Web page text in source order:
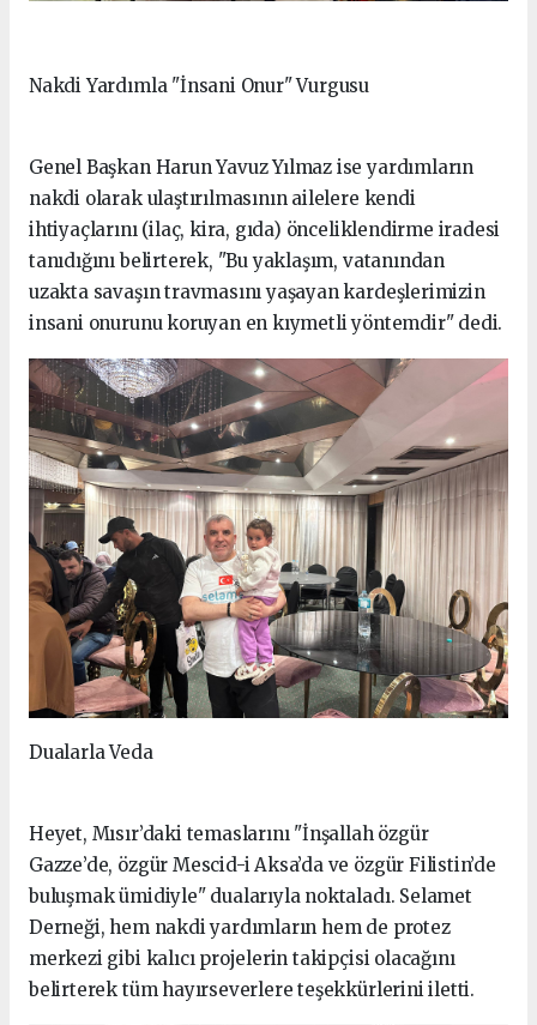
Nakdi Yardımla "İnsani Onur" Vurgusu
Genel Başkan Harun Yavuz Yılmaz ise yardımların
nakdi olarak ulaştırılmasının ailelere kendi
ihtiyaçlarını (ilaç, kira, gıda) önceliklendirme iradesi
tanıdığını belirterek, "Bu yaklaşım, vatanından
uzakta savaşın travmasını yaşayan kardeşlerimizin
insani onurunu koruyan en kıymetli yöntemdir" dedi.
Dualarla Veda
Heyet, Mısır’daki temaslarını "İnşallah özgür
Gazze’de, özgür Mescid-i Aksa’da ve özgür Filistin’de
buluşmak ümidiyle" dualarıyla noktaladı. Selamet
Derneği, hem nakdi yardımların hem de protez
merkezi gibi kalıcı projelerin takipçisi olacağını
belirterek tüm hayırseverlere teşekkürlerini iletti.